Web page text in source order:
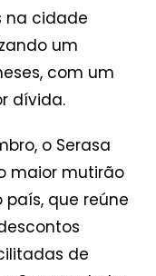
na cidade
um
com um
dívida.
o Serasa
maior mutirão
que reúne
de